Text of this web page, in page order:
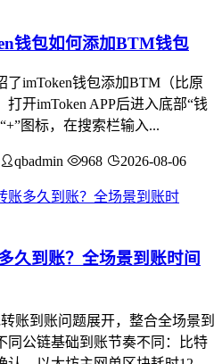
钱包如何添加BTM钱包
了imToken钱包添加BTM（比原
开imToken APP后进入底部“钱
图标，在搜索栏输入...
qbadmin 968 2026-08-06
久到账？全场景到账时间
账到账问题展开，整合全场景到
同公链基础到账节奏不同：比特